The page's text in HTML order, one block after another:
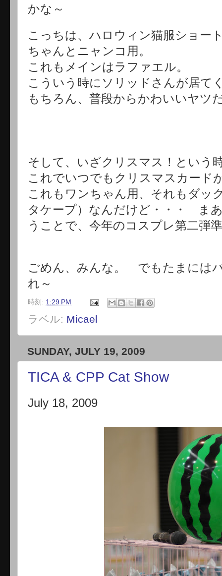
かな～
こっちは、ハロウィン猫服ショ
ちゃんとニャンコ用。
これもメインはラファエル。
こういう時にソリッドさんが居
もちろん、普段からかわいいヤツ
そして、いざクリスマス！とい
これでいつでもクリスマスカー
これもワンちゃん用、それもダッ
タケープ）なんだけど・・・ ま
うことで、今年のコスプレ第二弾
ごめん、みんな。 でもたまには
れ～
時刻: 1:29 PM
ラベル: Micael
SUNDAY, JULY 19, 2009
TICA & CPP Cat Show
July 18, 2009